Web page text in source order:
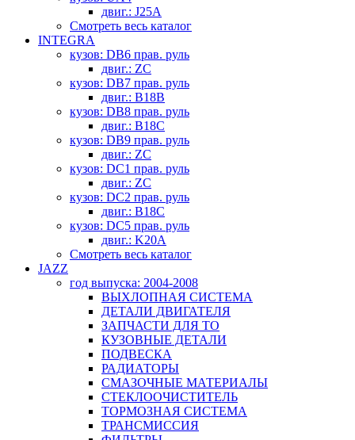
двиг.: J25A
Смотреть весь каталог
INTEGRA
кузов: DB6 прав. руль
двиг.: ZC
кузов: DB7 прав. руль
двиг.: B18B
кузов: DB8 прав. руль
двиг.: B18C
кузов: DB9 прав. руль
двиг.: ZC
кузов: DC1 прав. руль
двиг.: ZC
кузов: DC2 прав. руль
двиг.: B18C
кузов: DC5 прав. руль
двиг.: K20A
Смотреть весь каталог
JAZZ
год выпуска: 2004-2008
ВЫХЛОПНАЯ СИСТЕМА
ДЕТАЛИ ДВИГАТЕЛЯ
ЗАПЧАСТИ ДЛЯ ТО
КУЗОВНЫЕ ДЕТАЛИ
ПОДВЕСКА
РАДИАТОРЫ
СМАЗОЧНЫЕ МАТЕРИАЛЫ
СТЕКЛООЧИСТИТЕЛЬ
ТОРМОЗНАЯ СИСТЕМА
ТРАНСМИССИЯ